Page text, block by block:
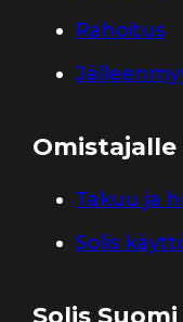
Rahoitus
Omistajalle
Takuu ja
Solis
Solis Suomi